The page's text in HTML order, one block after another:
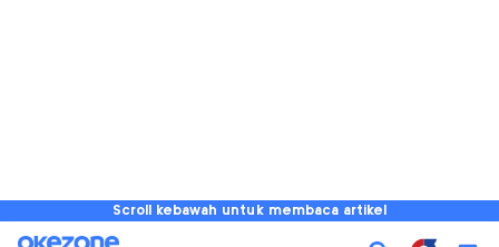
Scroll kebawah untuk membaca artikel